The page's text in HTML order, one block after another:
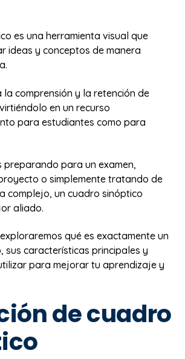
es una herramienta visual que
ideas y conceptos de manera
la comprensión y la retención de
en un recurso
para estudiantes como para
preparando para un examen,
o simplemente tratando de
complejo, un cuadro sinóptico
aliado.
qué es exactamente un
sus características principales y
para mejorar tu aprendizaje y
de cuadro